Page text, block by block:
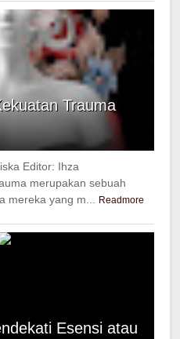
Trauma
Editor: Ihza
merupakan sebuah
mereka yang m...
Readmore
Esensi atau